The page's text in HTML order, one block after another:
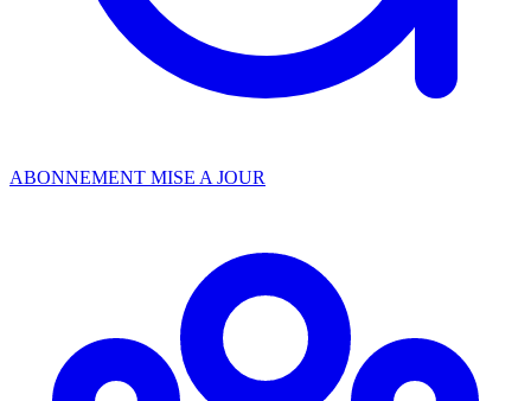
ABONNEMENT MISE A JOUR